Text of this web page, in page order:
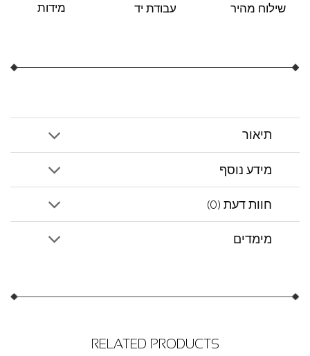
שילוח מהיר עבודת יד מידות
תיאור
מידע נוסף
חוות דעת (0)
מימדים
RELATED PRODUCTS